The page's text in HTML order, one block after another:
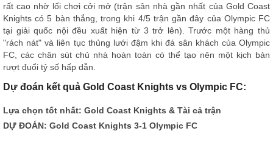
rất cao nhờ lối chơi cởi mở (trận sân nhà gần nhất của Gold Coast
Knights có 5 bàn thắng, trong khi 4/5 trận gần đây của Olympic FC
tại giải quốc nội đều xuất hiện từ 3 trở lên). Trước một hàng thủ
"rách nát" và liên tục thủng lưới đậm khi đá sân khách của Olympic
FC, các chân sút chủ nhà hoàn toàn có thể tạo nên một kịch bản
rượt đuổi tỷ số hấp dẫn.
Dự đoán kết quả Gold Coast Knights vs Olympic FC:
Lựa chọn tốt nhất: Gold Coast Knights & Tài cả trận
DỰ ĐOÁN: Gold Coast Knights 3-1 Olympic FC